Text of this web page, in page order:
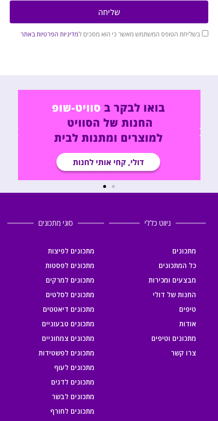
בשליחת הטופס המשתמש מאשר כי הוא מסכים למדיניות הפרטיות באתר
שליחה
ניווט כללי
מתכונים
כל המתכונים
מבצעים ומכירות
החנות של דולי
טיפים
אודות
מתכונים וטיפים
צרו קשר
סוגי מתכונים
מתכונים לפיצות
מתכונים לפסטות
מתכונים למרקים
מתכונים לסלטים
מתכונים דיאטטים
מתכונים טבעוניים
מתכונים צמחוניים
מתכונים לפשטידות
מתכונים לעוף
מתכונים לדגים
מתכונים לבשר
מתכונים לחורף